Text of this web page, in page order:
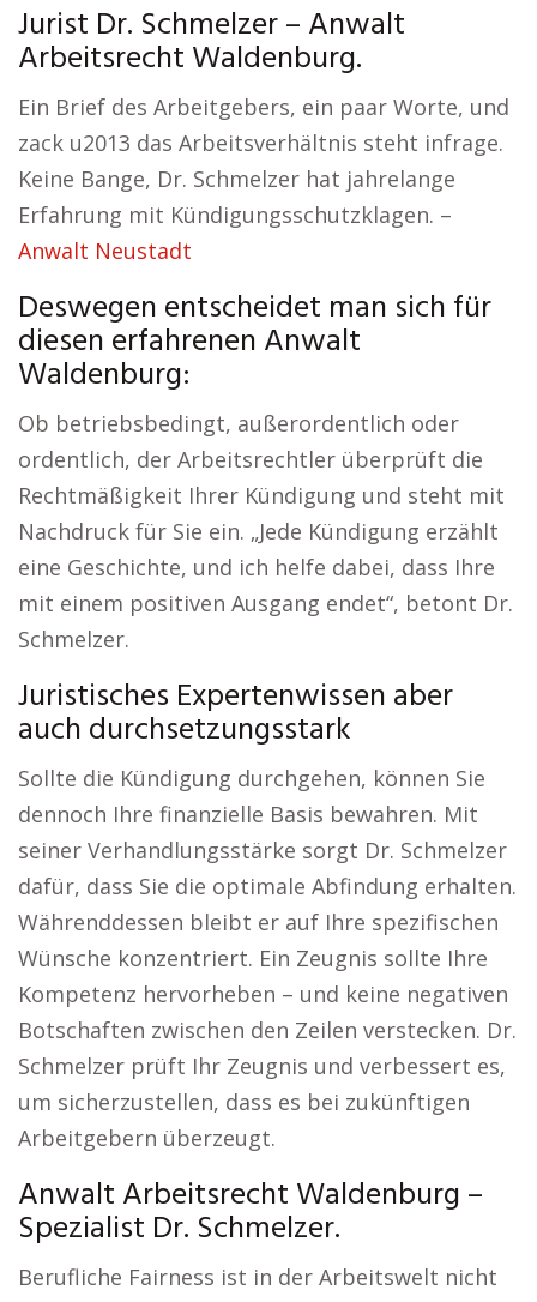
Jurist Dr. Schmelzer – Anwalt
Arbeitsrecht Waldenburg.
Ein Brief des Arbeitgebers, ein paar Worte, und
zack u2013 das Arbeitsverhältnis steht infrage.
Keine Bange, Dr. Schmelzer hat jahrelange
Erfahrung mit Kündigungsschutzklagen. –
Anwalt Neustadt
Deswegen entscheidet man sich für
diesen erfahrenen Anwalt
Waldenburg:
Ob betriebsbedingt, außerordentlich oder
ordentlich, der Arbeitsrechtler überprüft die
Rechtmäßigkeit Ihrer Kündigung und steht mit
Nachdruck für Sie ein. „Jede Kündigung erzählt
eine Geschichte, und ich helfe dabei, dass Ihre
mit einem positiven Ausgang endet“, betont Dr.
Schmelzer.
Juristisches Expertenwissen aber
auch durchsetzungsstark
Sollte die Kündigung durchgehen, können Sie
dennoch Ihre finanzielle Basis bewahren. Mit
seiner Verhandlungsstärke sorgt Dr. Schmelzer
dafür, dass Sie die optimale Abfindung erhalten.
Währenddessen bleibt er auf Ihre spezifischen
Wünsche konzentriert. Ein Zeugnis sollte Ihre
Kompetenz hervorheben – und keine negativen
Botschaften zwischen den Zeilen verstecken. Dr.
Schmelzer prüft Ihr Zeugnis und verbessert es,
um sicherzustellen, dass es bei zukünftigen
Arbeitgebern überzeugt.
Anwalt Arbeitsrecht Waldenburg –
Spezialist Dr. Schmelzer.
Berufliche Fairness ist in der Arbeitswelt nicht